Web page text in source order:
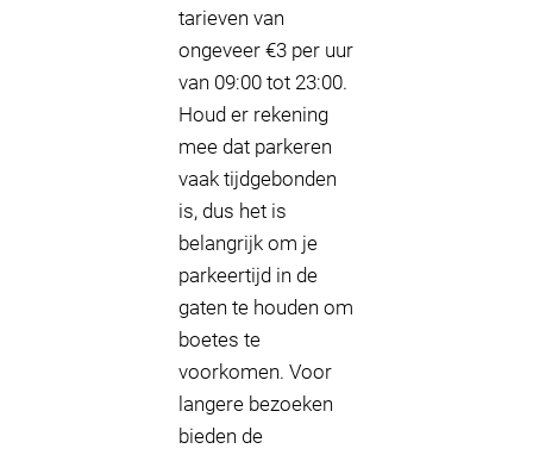
tarieven van
ongeveer €3 per uur
van 09:00 tot 23:00.
Houd er rekening
mee dat parkeren
vaak tijdgebonden
is, dus het is
belangrijk om je
parkeertijd in de
gaten te houden om
boetes te
voorkomen. Voor
langere bezoeken
bieden de